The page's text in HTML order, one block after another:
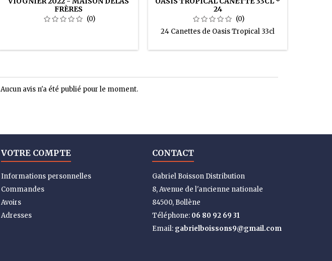
FRÈRES
(0)
24
(0)
24 Canettes de Oasis Tropical 33cl
Aucun avis n'a été publié pour le moment.
VOTRE COMPTE
Informations personnelles
Commandes
Avoirs
Adresses
CONTACT
Gabriel Boisson Distribution
8, Avenue de l'ancienne nationale
84500, Bollène
Téléphone: 06 80 92 69 31
Email: gabrielboissons9@gmail.com